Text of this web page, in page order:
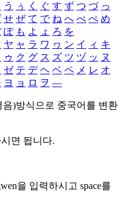
う ぅ く ぐ す ず つ づ っ
せ ぜ て で ね へ べ ぺ め
ぽ も よ ょ ろ を
ヤ ャ ラ ワ ヮ ン イ ィ キ
ゥ ク グ ス ズ ツ ヅ ッ ヌ
ゼ テ デ ヘ ベ ペ メ レ オ
ヨ ョ ロ ヲ ―
음)방식으로 중국어를 변환
면 됩니다.
을 입력하시고 space를